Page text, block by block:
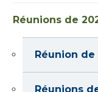
Réunions de
Réunion de
Réunions